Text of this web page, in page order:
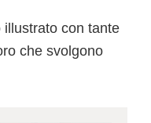
con tante
che svolgono